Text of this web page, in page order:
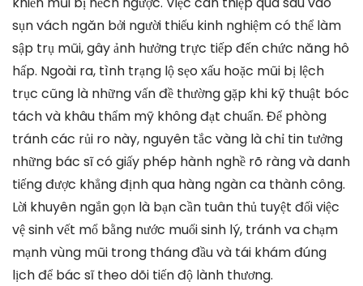
sụn vách ngăn bởi người thiếu kinh nghiệm có thể làm
sập trụ mũi, gây ảnh hưởng trực tiếp đến chức năng hô
hấp. Ngoài ra, tình trạng lộ sẹo xấu hoặc mũi bị lệch
trục cũng là những vấn đề thường gặp khi kỹ thuật bóc
tách và khâu thẩm mỹ không đạt chuẩn. Để phòng
tránh các rủi ro này, nguyên tắc vàng là chỉ tin tưởng
những bác sĩ có giấy phép hành nghề rõ ràng và danh
tiếng được khẳng định qua hàng ngàn ca thành công.
Lời khuyên ngắn gọn là bạn cần tuân thủ tuyệt đối việc
vệ sinh vết mổ bằng nước muối sinh lý, tránh va chạm
mạnh vùng mũi trong tháng đầu và tái khám đúng
lịch để bác sĩ theo dõi tiến độ lành thương.